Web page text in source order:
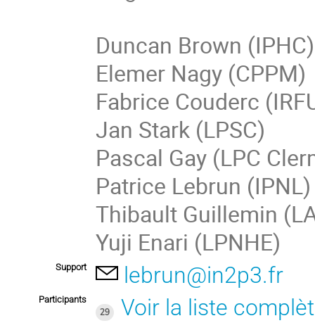
Duncan Brown (IPHC)
Elemer Nagy (CPPM)
Fabrice Couderc
Jan Stark (LPSC)
Pascal Gay (LPC
Patrice Lebrun
Thibault Guillemin
Yuji Enari (LPNHE)
Support lebrun@in2p3.fr
Participants
29
Voir la liste